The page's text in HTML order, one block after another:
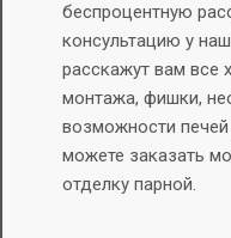
беспроцентную
консультацию у
расскажут вам все
монтажа, фишки,
возможности
можете заказать
отделку парной.